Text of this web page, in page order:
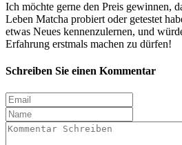
Ich möchte gerne den Preis gewinnen,
Leben Matcha probiert oder getestet
etwas Neues kennenzulernen, und
Erfahrung erstmals machen zu dürfen!
Schreiben Sie einen Kommentar